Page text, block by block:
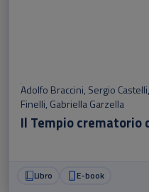
Adolfo Braccini, Sergio Castelli,
Finelli, Gabriella Garzella
Il Tempio crematorio
Libro E-book